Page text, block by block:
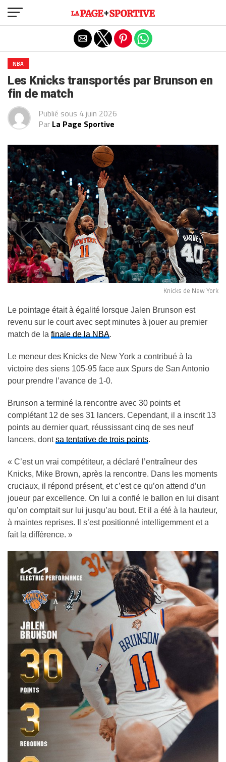
NBA
Les Knicks transportés par Brunson en
fin de match
Publié sous 4 juin 2026
Par La Page Sportive
Knicks de New York
Le pointage était à égalité lorsque Jalen Brunson est
revenu sur le court avec sept minutes à jouer au premier
match de la finale de la NBA.
Le meneur des Knicks de New York a contribué à la
victoire des siens 105-95 face aux Spurs de San Antonio
pour prendre l’avance de 1-0.
Brunson a terminé la rencontre avec 30 points et
complétant 12 de ses 31 lancers. Cependant, il a inscrit 13
points au dernier quart, réussissant cinq de ses neuf
lancers, dontsa tentative de trois points.
« C’est un vrai compétiteur, a déclaré l’entraîneur des
Knicks, Mike Brown, après la rencontre. Dans les moments
cruciaux, il répond présent, et c’est ce qu’on attend d’un
joueur par excellence. On lui a confié le ballon en lui disant
qu’on comptait sur lui jusqu’au bout. Et il a été à la hauteur,
à maintes reprises. Il s’est positionné intelligemment et a
fait la différence. »
Exit mobile version